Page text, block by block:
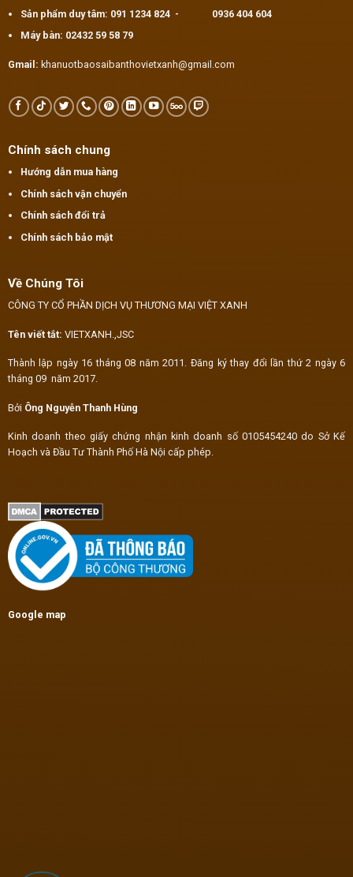
Sản phẩm duy tâm: 091 1234 824 -
0936 404 604
Máy bàn: 02432 59 58 79
Gmail: khanuotbaosaibanthovietxanh@gmail.com
Chính sách chung
Hướng dẫn mua hàng
Chính sách vận chuyển
Chính sách đổi trả
Chính sách bảo mật
Về Chúng Tôi
CÔNG TY CỔ PHẦN DỊCH VỤ THƯƠNG MẠI VIỆT XANH
Tên viết tắt: VIETXANH.,JSC
Thành lập ngày 16 tháng 08 năm 2011. Đăng ký thay đổi lần thứ 2 ngày 6
tháng 09 năm 2017.
Bởi Ông Nguyễn Thanh Hùng
Kinh doanh theo giấy chứng nhận kinh doanh số 0105454240 do Sở Kế
Hoạch và Đầu Tư Thành Phố Hà Nội cấp phép.
Google map